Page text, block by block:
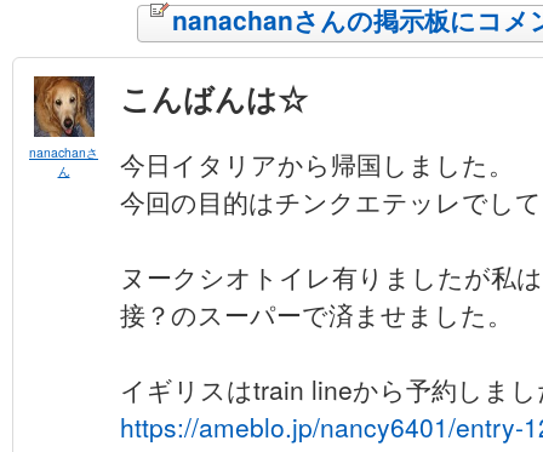
nanachanさんの掲示板にコメ
nanachanさ
ん
こんばんは☆
今日イタリアから帰国しました。
今回の目的はチンクエテッレでし
ヌークシオトイレ有りましたが私
接？のスーパーで済ませました。
イギリスはtrain lineから予約しま
https://ameblo.jp/nancy6401/entry-